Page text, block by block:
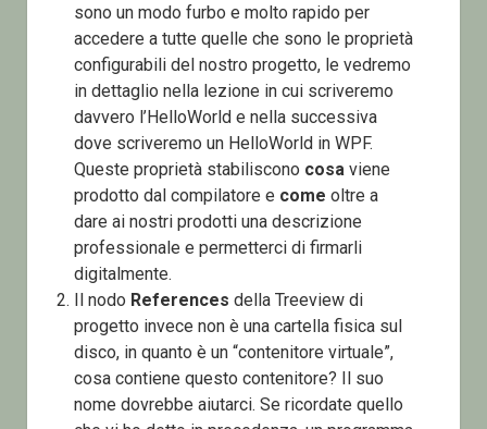
sono un modo furbo e molto rapido per
accedere a tutte quelle che sono le proprietà
configurabili del nostro progetto, le vedremo
in dettaglio nella lezione in cui scriveremo
davvero l’HelloWorld e nella successiva
dove scriveremo un HelloWorld in WPF.
Queste proprietà stabiliscono cosaviene
prodotto dal compilatore e come oltre a
dare ai nostri prodotti una descrizione
professionale e permetterci di firmarli
digitalmente.
Il nodo References della Treeview di
progetto invece non è una cartella fisica sul
disco, in quanto è un “contenitore virtuale”,
cosa contiene questo contenitore? Il suo
nome dovrebbe aiutarci. Se ricordate quello